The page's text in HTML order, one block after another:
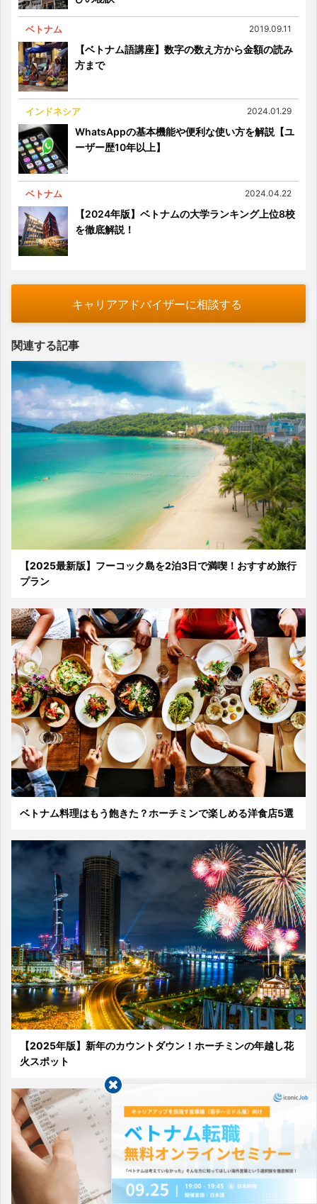
ベトナム 2019.09.11
【ベトナム語講座】数字の数え方から金額の読み
方まで
インドネシア 2024.01.29
WhatsAppの基本機能や便利な使い方を解説【ユ
ーザー歴10年以上】
ベトナム 2024.04.22
【2024年版】ベトナムの大学ランキング上位8校
を徹底解説！
キャリアアドバイザーに相談する
関連する記事
【2025最新版】フーコック島を2泊3日で満喫！おすすめ旅行
プラン
ベトナム料理はもう飽きた？ホーチミンで楽しめる洋食店5選
【2025年版】新年のカウントダウン！ホーチミンの年越し花
火スポット